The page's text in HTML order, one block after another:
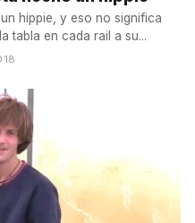
hippie, y eso no significa
tabla en cada rail a su...